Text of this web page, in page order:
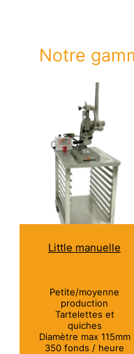
Notre
Little manuelle
Petite/moyenne
production
Tartelettes et
quiches
Diamètre max 115mm
350 fonds / heure